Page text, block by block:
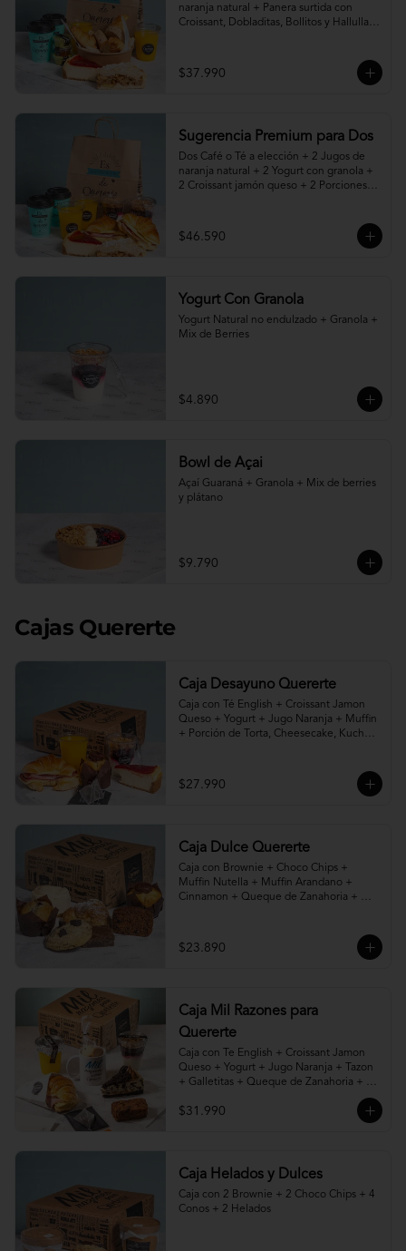
naranja natural + Panera surtida con
Croissant, Dobladitas, Bollitos y Hallullas
Torta, Pie o Cheesecake a elección
$37.990
Sugerencia Premium para Dos
Dos Café o Té a elección + 2 Jugos de
naranja natural + 2 Yogurt con granola +
2 Croissant jamón queso + 2 Porciones
$46.590
Yogurt Con Granola
Yogurt Natural no endulzado + Granola +
Mix de Berries
$4.890
Bowl de Açai
Açaí Guaraná + Granola + Mix de berries
y plátano
$9.790
Cajas Quererte
Caja Desayuno Quererte
Caja con Té English + Croissant Jamon
Queso + Yogurt + Jugo Naranja + Muffin
+ Porción de Torta, Cheesecake, Kuchen
$27.990
Caja Dulce Quererte
Caja con Brownie + Choco Chips +
Muffin Nutella + Muffin Arandano +
Cinnamon + Queque de Zanahoria +
$23.890
Caja Mil Razones para
Quererte
Caja con Te English + Croissant Jamon
Queso + Yogurt + Jugo Naranja + Tazon
+ Galletitas + Queque de Zanahoria +
Porción de Torta, Cheesecake, Kuchen o
Pie a elección.
$31.990
Caja Helados y Dulces
Caja con 2 Brownie + 2 Choco Chips + 4
Conos + 2 Helados